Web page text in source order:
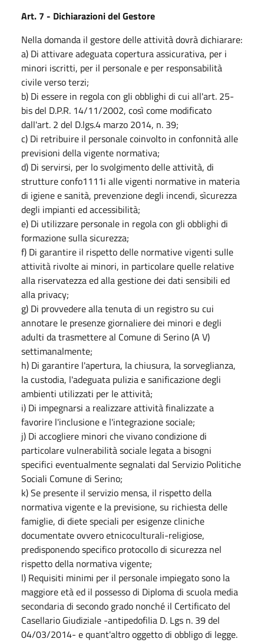
Art. 7 - Dichiarazioni del Gestore
Nella domanda il gestore delle attività dovrà dichiarare:
a) Di attivare adeguata copertura assicurativa, per i
minori iscritti, per il personale e per responsabilità
civile verso terzi;
b) Di essere in regola con gli obblighi di cui all'art. 25-
bis del D.P.R. 14/11/2002, così come modificato
dall'art. 2 del D.lgs.4 marzo 2014, n. 39;
c) Di retribuire il personale coinvolto in confonnità alle
previsioni della vigente normativa;
d) Di servirsi, per lo svolgimento delle attività, di
strutture confo1111i alle vigenti normative in materia
di igiene e sanità, prevenzione degli incendi, sìcurezza
degli impianti ed accessibilità;
e) Di utilizzare personale in regola con gli obblighi di
formazione sulla sicurezza;
f) Di garantire il rispetto delle normative vigenti sulle
attività rivolte ai minori, in particolare quelle relative
alla riservatezza ed alla gestione dei dati sensibili ed
alla privacy;
g) Di provvedere alla tenuta di un registro su cui
annotare le presenze giornaliere dei minori e degli
adulti da trasmettere al Comune di Serino (A V)
settimanalmente;
h) Di garantire l'apertura, la chiusura, la sorveglianza,
la custodia, l'adeguata pulizia e sanificazione degli
ambienti utilizzati per le attività;
i) Di impegnarsi a realizzare attività finalizzate a
favorire l'inclusione e l'integrazione sociale;
j) Di accogliere minori che vivano condizione di
particolare vulnerabilità sociale legata a bisogni
specifici eventualmente segnalati dal Servizio Politiche
Sociali Comune di Serino;
k) Se presente il servizio mensa, il rispetto della
normativa vigente e la previsione, su richiesta delle
famiglie, di diete speciali per esigenze cliniche
documentate ovvero etnico­culturali-religiose,
predisponendo specifico protocollo di sicurezza nel
rispetto della normativa vigente;
l) Requisiti minimi per il personale impiegato sono la
maggiore età ed il possesso di Diploma di scuola media
secondaria di secondo grado nonché il Certificato del
Casellario Giudiziale -antipedofilia D. Lgs n. 39 del
04/03/2014- e quant'altro oggetto di obbligo di legge.